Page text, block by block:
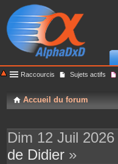
Raccourcis Sujets actifs
Accueil du forum
Dim 12 Juil
de Didier »